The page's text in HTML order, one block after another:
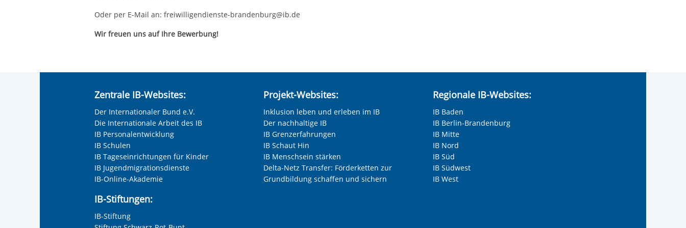
Oder per E-Mail an: freiwilligendienste-brandenburg@ib.de
Wir freuen uns auf Ihre Bewerbung!
Zentrale IB-Websites:
Der Internationaler Bund e.V.
Die Internationale Arbeit des IB
IB Personalentwicklung
IB Schulen
IB Tageseinrichtungen für Kinder
IB Jugendmigrationsdienste
IB-Online-Akademie
IB-Stiftungen:
IB-Stiftung
Projekt-Websites:
Inklusion leben und erleben im IB
Der nachhaltige IB
IB Grenzerfahrungen
IB Schaut Hin
IB Menschsein stärken
Delta-Netz Transfer: Förderketten zur
Grundbildung schaffen und sichern
Regionale IB-Websites:
IB Baden
IB Berlin-Brandenburg
IB Mitte
IB Nord
IB Süd
IB Südwest
IB West